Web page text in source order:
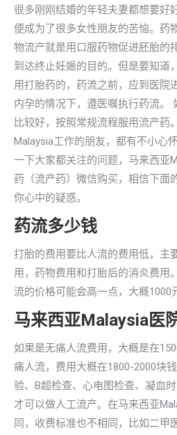
很多刚刚结婚的年轻夫妻都想要好
便成为了很多女性朋友的苦恼。药
物流产就是用口服药物促进胚胎的
到达终止妊娠的目的。但是要知道
用打胎药的，药流之前，应到医院
内孕的情况下，遵医嘱执行药流。
比较好，按照常规流程服用流产药
Malaysia工作的朋友，都有不小心
一下大家都关注的问题，马来西亚
药（流产药）微信购买，相信下面
你心中的疑惑。
药流多少钱
打胎的费用要比人流的费用低，主
用，药物费用和打胎后的消炎费用
流的价格可能会高一点，大概1000
马来西亚Malaysia医
如果是无痛人流费用，大概是在
痛人流，费用大概在1800-2000块
验、B超检查、心电图检查、凝血
才可以做人工流产。在马来西亚
同，收费标准也不相同，比如二甲